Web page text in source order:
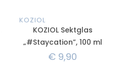
KOZIOL
KOZIOL Sektglas
„#Staycation”, 100 ml
€ 9,90